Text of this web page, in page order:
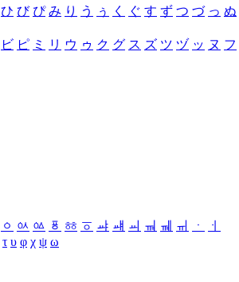
ひ び ぴ み り う ぅ く ぐ す ず つ づ っ ぬ
ビ ピ ミ リ ウ ゥ ク グ ス ズ ツ ヅ ッ ヌ フ
ㆁ ㆂ ㆃ ㆄ ㆅ ㆆ ㆇ ㆈ ㆉ ㆊ ㆋ ㆌ ㆍ
ㆎ
τ υ φ χ ψ ω